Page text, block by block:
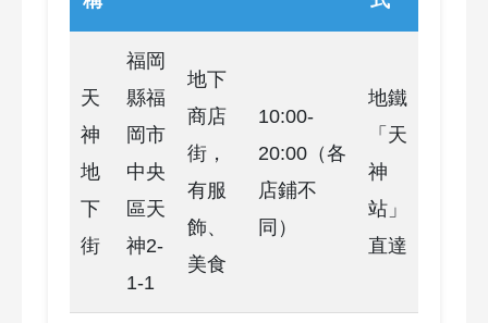
天
神
地
下
街
福岡
縣福
岡市
中央
區天
神2-
1-1
地下
商店
街，
有服
飾、
美食
10:00-
20:00（各
店鋪不
同）
地鐵
「天
神
站」
直達